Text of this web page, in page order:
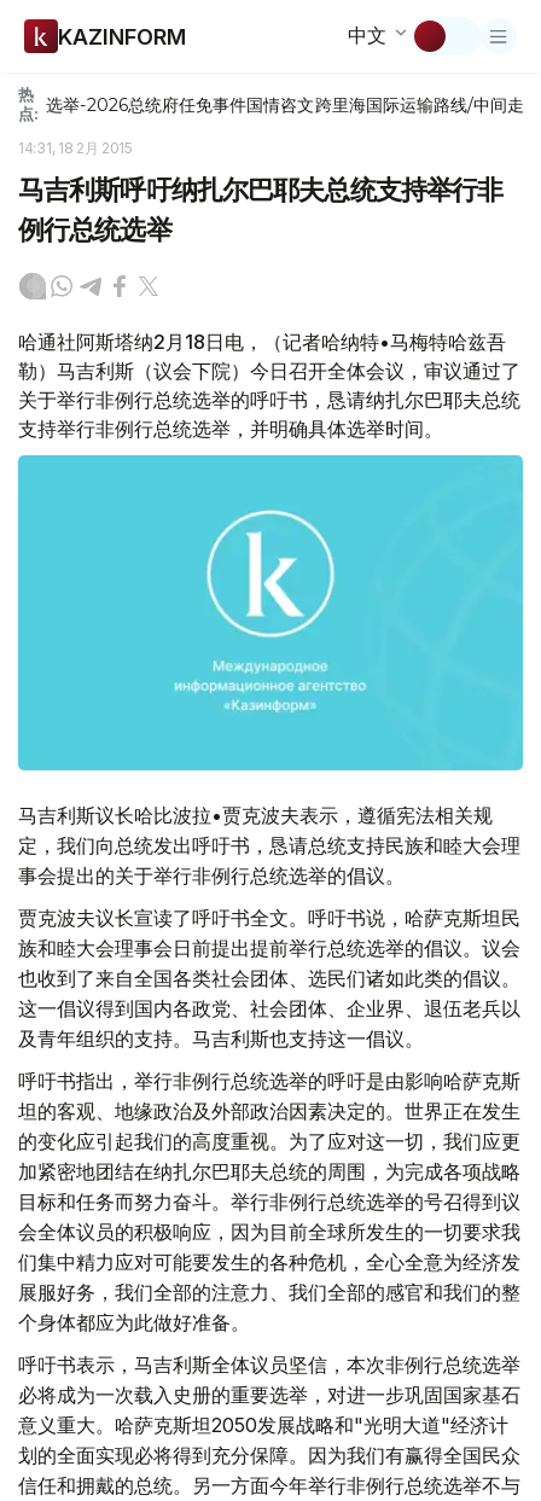
KAZINFORM 中文
热
点: 选举-2026总统府任免事件国情咨文跨里海国际运输路线/中间走廊
14:31, 18 2月 2015
马吉利斯呼吁纳扎尔巴耶夫总统支持举行非
例行总统选举
哈通社阿斯塔纳2月18日电，（记者哈纳特•马梅特哈兹吾
勒）马吉利斯（议会下院）今日召开全体会议，审议通过了
关于举行非例行总统选举的呼吁书，恳请纳扎尔巴耶夫总统
支持举行非例行总统选举，并明确具体选举时间。
马吉利斯议长哈比波拉•贾克波夫表示，遵循宪法相关规
定，我们向总统发出呼吁书，恳请总统支持民族和睦大会理
事会提出的关于举行非例行总统选举的倡议。
贾克波夫议长宣读了呼吁书全文。呼吁书说，哈萨克斯坦民
族和睦大会理事会日前提出提前举行总统选举的倡议。议会
也收到了来自全国各类社会团体、选民们诸如此类的倡议。
这一倡议得到国内各政党、社会团体、企业界、退伍老兵以
及青年组织的支持。马吉利斯也支持这一倡议。
呼吁书指出，举行非例行总统选举的呼吁是由影响哈萨克斯
坦的客观、地缘政治及外部政治因素决定的。世界正在发生
的变化应引起我们的高度重视。为了应对这一切，我们应更
加紧密地团结在纳扎尔巴耶夫总统的周围，为完成各项战略
目标和任务而努力奋斗。举行非例行总统选举的号召得到议
会全体议员的积极响应，因为目前全球所发生的一切要求我
们集中精力应对可能要发生的各种危机，全心全意为经济发
展服好务，我们全部的注意力、我们全部的感官和我们的整
个身体都应为此做好准备。
呼吁书表示，马吉利斯全体议员坚信，本次非例行总统选举
必将成为一次载入史册的重要选举，对进一步巩固国家基石
意义重大。哈萨克斯坦2050发展战略和"光明大道"经济计
划的全面实现必将得到充分保障。因为我们有赢得全国民众
信任和拥戴的总统。另一方面今年举行非例行总统选举不与